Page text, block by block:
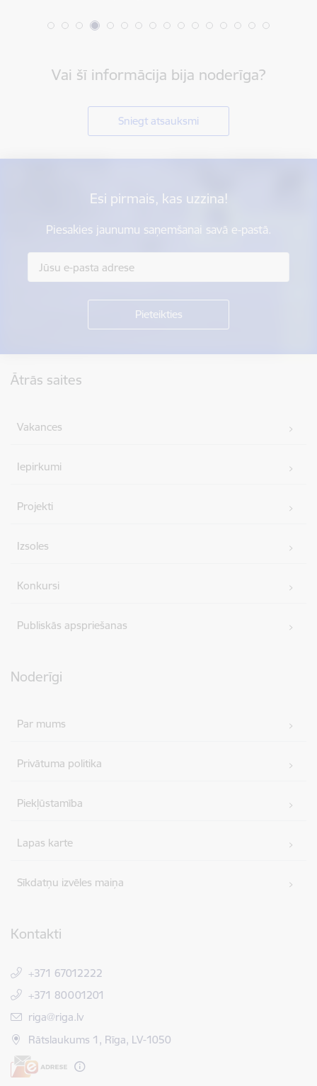
Vai šī informācija bija noderīga?
Sniegt atsauksmi
Esi pirmais, kas uzzina!
Piesakies jaunumu saņemšanai savā e-pastā.
Ātrās saites
Vakances
Iepirkumi
Projekti
Izsoles
Konkursi
Publiskās apspriešanas
Noderīgi
Par mums
Privātuma politika
Piekļūstamība
Lapas karte
Sīkdatņu izvēles maiņa
Kontakti
+371 67012222
+371 80001201
E-pasts:
riga@riga.lv
Rātslaukums 1, Rīga, LV-1050